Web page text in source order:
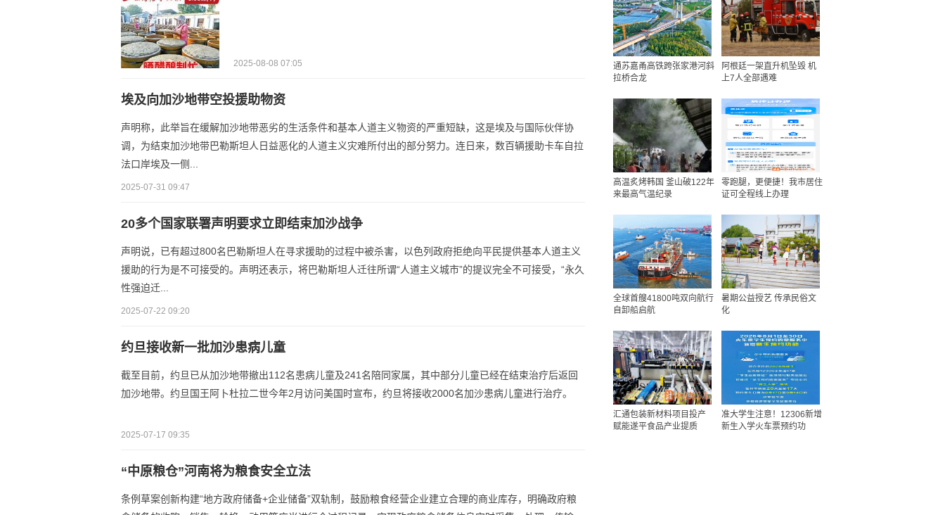
2025-08-08 07:05
埃及向加沙地带空投援助物资
声明称，此举旨在缓解加沙地带恶劣的生活条件和基本人道主义物资的严重短缺，这是埃及与国际伙伴协
调，为结束加沙地带巴勒斯坦人日益恶化的人道主义灾难所付出的部分努力。连日来，数百辆援助卡车自拉
法口岸埃及一侧...
2025-07-31 09:47
20多个国家联署声明要求立即结束加沙战争
声明说，已有超过800名巴勒斯坦人在寻求援助的过程中被杀害，以色列政府拒绝向平民提供基本人道主义
援助的行为是不可接受的。声明还表示，将巴勒斯坦人迁往所谓“人道主义城市”的提议完全不可接受，“永久
性强迫迁...
2025-07-22 09:20
约旦接收新一批加沙患病儿童
截至目前，约旦已从加沙地带撤出112名患病儿童及241名陪同家属，其中部分儿童已经在结束治疗后返回
加沙地带。约旦国王阿卜杜拉二世今年2月访问美国时宣布，约旦将接收2000名加沙患病儿童进行治疗。
2025-07-17 09:35
“中原粮仓”河南将为粮食安全立法
条例草案创新构建“地方政府储备+企业储备”双轨制，鼓励粮食经营企业建立合理的商业库存，明确政府粮
通苏嘉甬高铁跨张家港河斜
拉桥合龙
阿根廷一架直升机坠毁 机
上7人全部遇难
高温炙烤韩国 釜山破122年
来最高气温纪录
零跑腿，更便捷！我市居住
证可全程线上办理
全球首艘41800吨双向航行
自卸船启航
暑期公益授艺 传承民俗文
化
汇通包装新材料项目投产
赋能遂平食品产业提质
准大学生注意！12306新增
新生入学火车票预约功